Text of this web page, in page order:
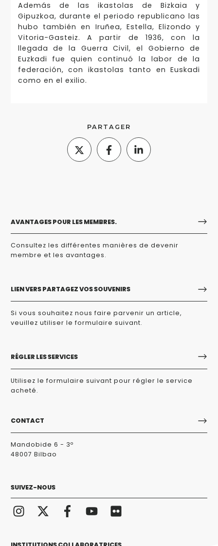
Además de las ikastolas de Bizkaia y
Gipuzkoa, durante el periodo republicano las
hubo también en Iruñea, Estella, Elizondo y
Vitoria-Gasteiz. A partir de 1936, con la
llegada de la Guerra Civil, el Gobierno de
Euzkadi fue quien continuó la labor de la
federación, con ikastolas tanto en Euskadi
como en el exilio.
PARTAGER
AVANTAGES POUR LES MEMBRES.
Consultez les différentes manières de devenir
membre et les avantages.
LIEN VERS PARTAGEZ VOS SOUVENIRS
Si vous souhaitez nous faire parvenir un article,
veuillez utiliser le formulaire suivant.
RÉGLER LES SERVICES
Utilisez le formulaire suivant pour régler le service
acheté.
CONTACT
Mandobide 6 - 3º
48007 Bilbao
SUIVEZ-NOUS